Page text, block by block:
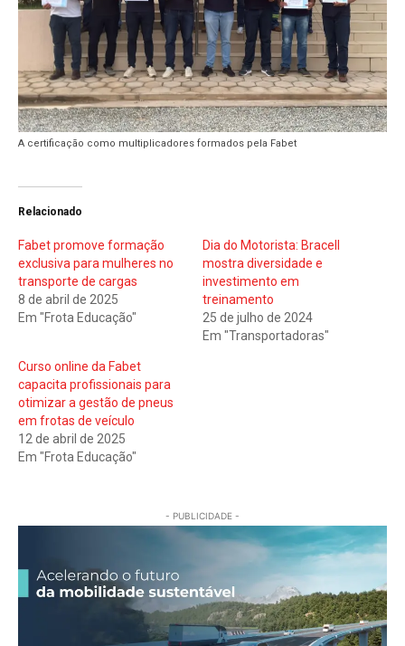
A certificação como multiplicadores formados pela Fabet
Relacionado
Fabet promove formação
exclusiva para mulheres no
transporte de cargas
8 de abril de 2025
Em "Frota Educação"
Dia do Motorista: Bracell
mostra diversidade e
investimento em
treinamento
25 de julho de 2024
Em "Transportadoras"
Curso online da Fabet
capacita profissionais para
otimizar a gestão de pneus
em frotas de veículo
12 de abril de 2025
Em "Frota Educação"
- PUBLICIDADE -